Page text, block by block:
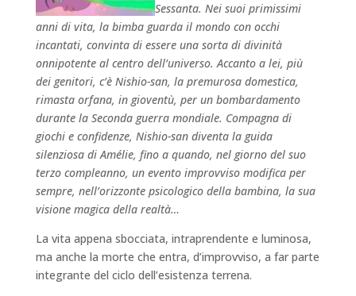
Sessanta. Nei suoi primissimi
anni di vita, la bimba guarda il mondo con occhi
incantati, convinta di essere una sorta di divinità
onnipotente al centro dell’universo. Accanto a lei, più
dei genitori, c’è Nishio-san, la premurosa domestica,
rimasta orfana, in gioventù, per un bombardamento
durante la Seconda guerra mondiale. Compagna di
giochi e confidenze, Nishio-san diventa la guida
silenziosa di Amélie, fino a quando, nel giorno del suo
terzo compleanno, un evento improvviso modifica per
sempre, nell’orizzonte psicologico della bambina, la sua
visione magica della realtà…
La vita appena sbocciata, intraprendente e luminosa,
ma anche la morte che entra, d’improvviso, a far parte
integrante del ciclo dell’esistenza terrena.